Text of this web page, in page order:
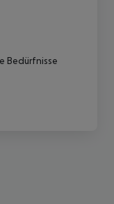
Bedürfnisse